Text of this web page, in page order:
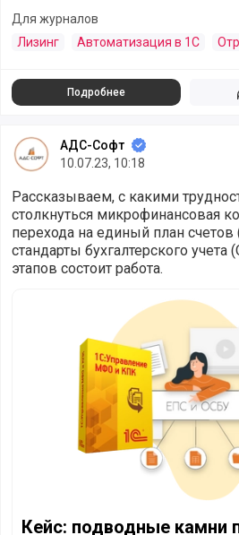
Для журналов
Лизинг
Автоматизация в 1С
Подробнее
АДС-Софт
10.07.23, 10:18
Рассказываем, с какими
столкнуться микрофинансовая
перехода на единый план
стандарты бухгалтерского учета
этапов состоит работа.
Кейс: подводные камни
Кейс: подводные камни